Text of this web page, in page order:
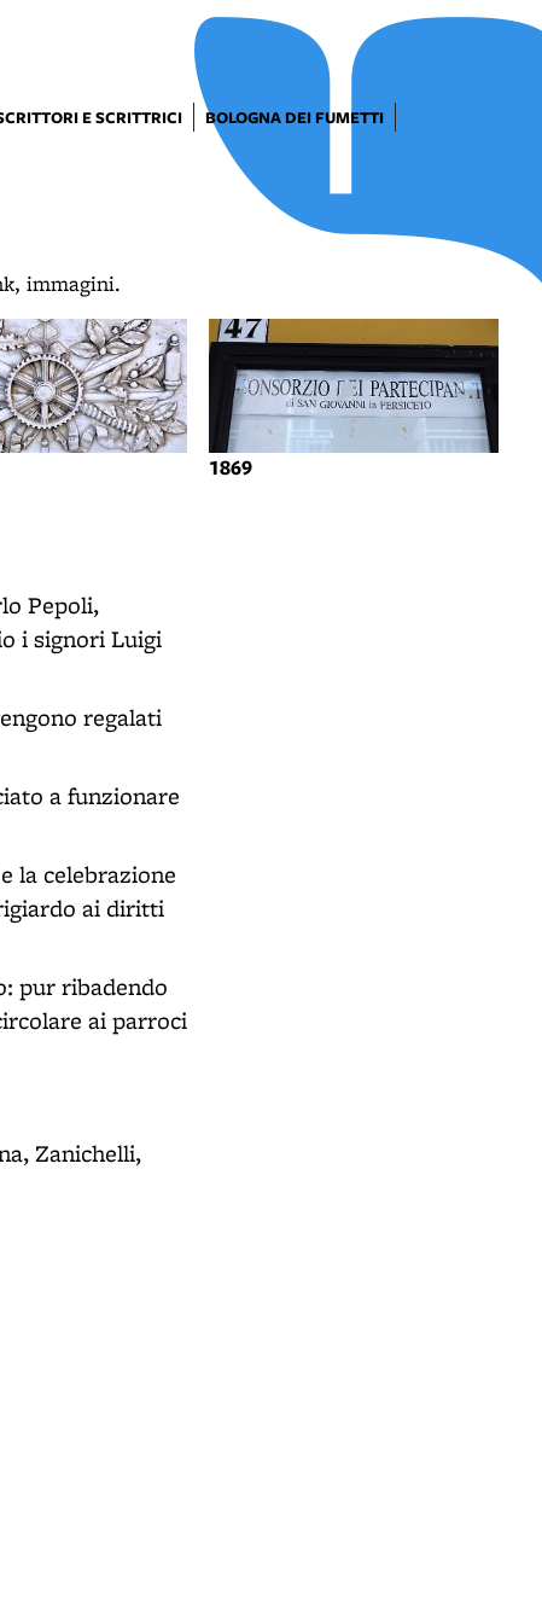
E SCRITTRICI
BOLOGNA DEI FUMETTI
immagini.
1869
Pepoli,
i signori Luigi
regalati
a funzionare
la celebrazione
ai diritti
pur ribadendo
ai parroci
Zanichelli,